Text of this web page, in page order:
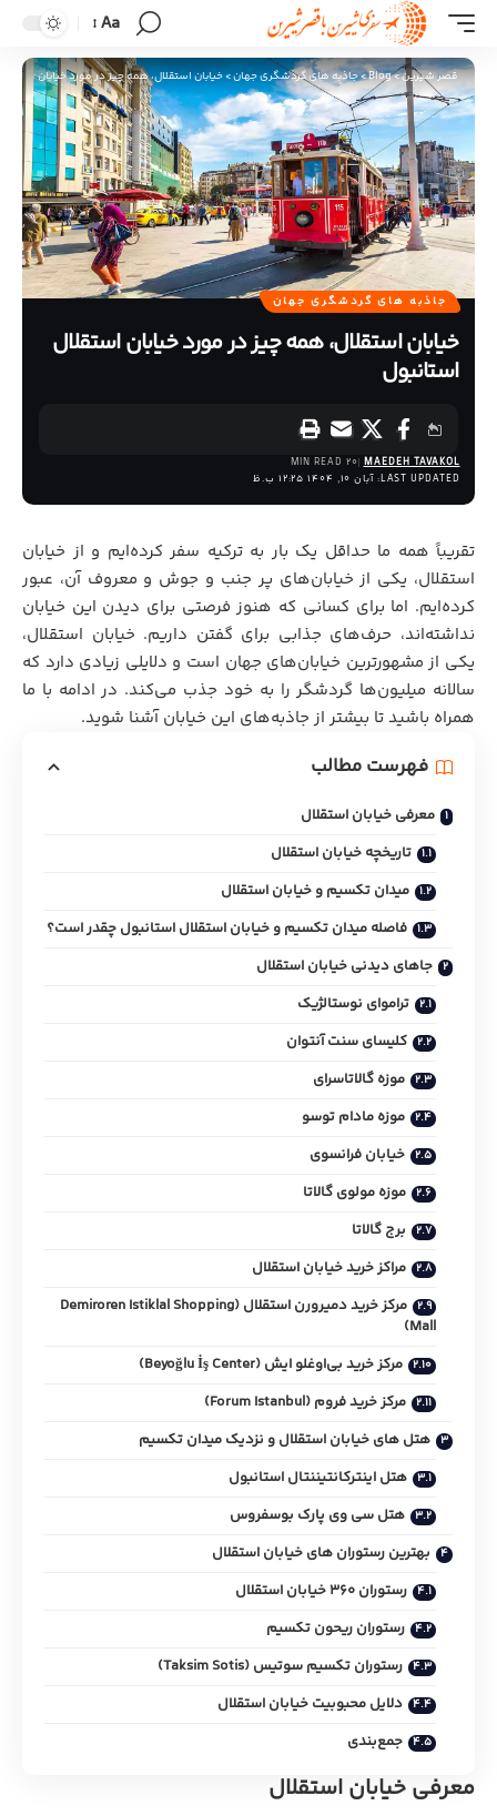
Aa
قصر شیرین>
Blog
>جاذبه های گردشگری جهان>خیابان استقلال، همه چیز در مورد خیابان
جاذبه های گردشگری جهان
خیابان استقلال، همه چیز در مورد خیابان استقلال
استانبول
LAST UPDATED: آبان 10, 1404 12:25 ب.ظ
MAEDEH TAVAKOL
20 MIN READ
تقریباً همه ما حداقل یک بار به ترکیه سفر کرده‌ایم و از خیابان
استقلال، یکی از خیابان‌های پر جنب و جوش و معروف آن، عبور
کرده‌ایم. اما برای کسانی که هنوز فرصتی برای دیدن این خیابان
نداشته‌اند، حرف‌های جذابی برای گفتن داریم. خیابان استقلال،
یکی از مشهورترین خیابان‌های جهان است و دلایلی زیادی دارد که
سالانه میلیون‌ها گردشگر را به خود جذب می‌کند. در ادامه با ما
همراه باشید تا بیشتر از جاذبه‌های این خیابان آشنا شوید.
فهرست مطالب
معرفی خیابان استقلال
تاریخچه‌ خیابان استقلال
میدان تکسیم و خیابان استقلال
فاصله میدان تکسیم و خیابان استقلال استانبول چقدر است؟
جاهای دیدنی خیابان استقلال
تراموای نوستالژیک
کلیسای سنت آنتوان
موزه گالاتاسرای
موزه مادام توسو
خیابان فرانسوی
موزه مولوی گالاتا
برج گالاتا
مراکز خرید خیابان استقلال
مرکز خرید دمیرورن استقلال (Demiroren Istiklal Shopping
Mall)
مرکز خرید بی‌اوغلو ایش (Beyoğlu İş Center)
مرکز خرید فروم (Forum Istanbul)
هتل های خیابان استقلال و نزدیک میدان تکسیم
هتل اینترکانتیننتال استانبول
هتل سی وی پارک بوسفروس
بهترین رستوران های خیابان استقلال
رستوران 360 خیابان استقلال
رستوران ریحون تکسیم
رستوران تکسیم سوتیس (Taksim Sotis)
دلایل محبوبیت خیابان استقلال
جمع‌بندی
معرفی خیابان استقلال